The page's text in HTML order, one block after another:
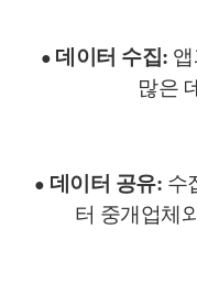
● 데이터 수집:
많은
● 데이터 공유: 수
터 중개업체